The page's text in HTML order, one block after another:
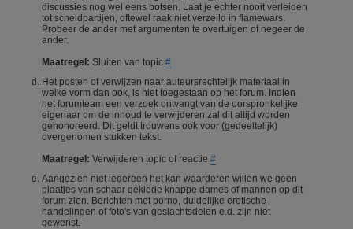
discussies nog wel eens botsen. Laat je echter nooit verleiden
tot scheldpartijen, oftewel raak niet verzeild in flamewars.
Probeer de ander met argumenten te overtuigen of negeer de
ander.
Maatregel: Sluiten van topic #
Het posten of verwijzen naar auteursrechtelijk materiaal in
welke vorm dan ook, is niet toegestaan op het forum. Indien
het forumteam een verzoek ontvangt van de oorspronkelijke
eigenaar om de inhoud te verwijderen zal dit altijd worden
gehonoreerd. Dit geldt trouwens ook voor (gedeeltelijk)
overgenomen stukken tekst.
Maatregel: Verwijderen topic of reactie #
Aangezien niet iedereen het kan waarderen willen we geen
plaatjes van schaar geklede knappe dames of mannen op dit
forum zien. Berichten met porno, duidelijke erotische
handelingen of foto's van geslachtsdelen e.d. zijn niet
gewenst.